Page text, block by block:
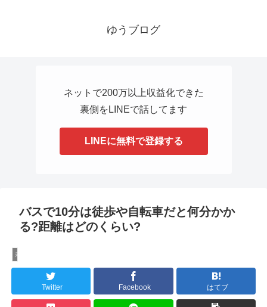
ゆうブログ
ネットで200万以上収益化できた
裏側をLINEで話してます
LINEに無料で登録する
バスで10分は徒歩や自転車だと何分かか
る?距離はどのくらい?
未分類
Twitter Facebook はてブ